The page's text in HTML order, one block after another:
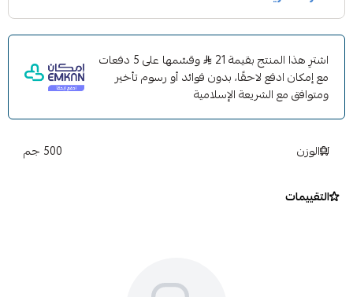
اشترِ هذا المنتج بقيمة 21
وقسّمها على 5 دفعات
مع إمكان ادفع لاحقًا، بدون فوائد أو رسوم تأخير
ومتوافق مع الشريعة الإسلامية
الوزن 500 جم
التقييمات